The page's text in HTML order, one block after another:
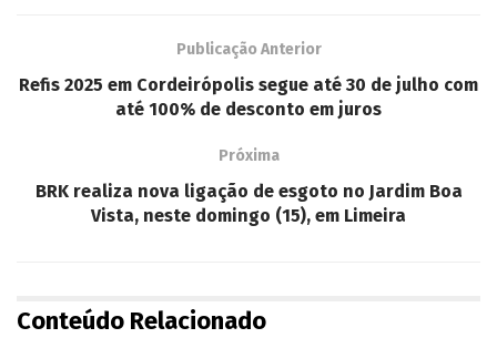
Publicação Anterior
Refis 2025 em Cordeirópolis segue até 30 de julho com
até 100% de desconto em juros
Próxima
BRK realiza nova ligação de esgoto no Jardim Boa
Vista, neste domingo (15), em Limeira
Conteúdo Relacionado